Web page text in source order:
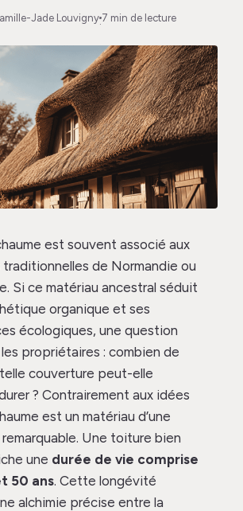
Jade Louvigny
·
7 min de lecture
est souvent associé aux
traditionnelles de Normandie ou
Si ce matériau ancestral séduit
organique et ses
écologiques, une question
propriétaires : combien de
couverture peut-elle
? Contrairement aux idées
est un matériau d’une
Une toiture bien
une durée de vie comprise
50 ans. Cette longévité
alchimie précise entre la